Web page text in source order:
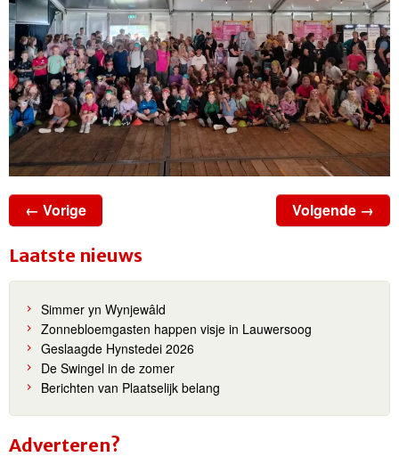
← Vorige Volgende →
Laatste nieuws
Simmer yn Wynjewâld
Zonnebloemgasten happen visje in Lauwersoog
Geslaagde Hynstedei 2026
De Swingel in de zomer
Berichten van Plaatselijk belang
Adverteren?